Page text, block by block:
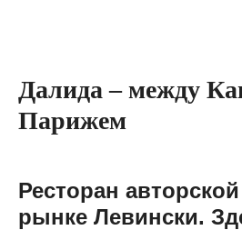
Далида – между
Парижем
Ресторан
рынке Левински.